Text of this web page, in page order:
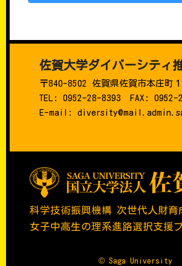
科学技術振興機構 次世代人財育
女子中高生の理系進路選択支援
佐賀大学ダイバーシティ
〒840-8502 佐賀県佐賀市本庄町
TEL: 0952-28-8393 FAX: 0952-
E-mail:
© Saga University